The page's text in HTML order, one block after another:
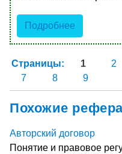
Подробнее
Страницы: 1 2
7
8 9
Похожие
Авторский договор
Понятие и правовое